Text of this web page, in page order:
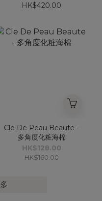
HK$420.00
Cle De Peau Beaute -
多角度化粧海棉
HK$128.00
HK$160.00